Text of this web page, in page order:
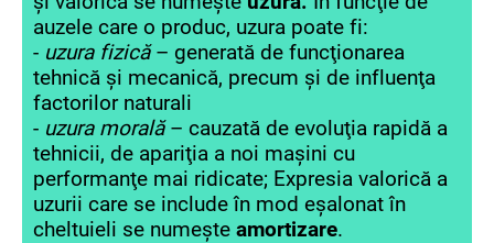
auzele care o produc, uzura poate fi:
- uzura fizică– generată de funcţionarea
tehnică şi mecanică, precum şi de influenţa
factorilor naturali
- uzura morală– cauzată de evoluţia rapidă a
tehnicii, de apariţia a noi maşini cu
performanţe mai ridicate; Expresia valorică a
uzurii care se include în mod eşalonat în
cheltuieli se numeşte amortizare.